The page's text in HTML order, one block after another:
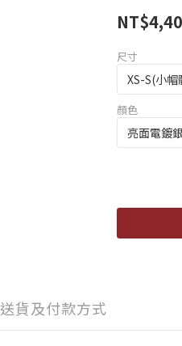
尺寸
顏色
送貨及付款方式